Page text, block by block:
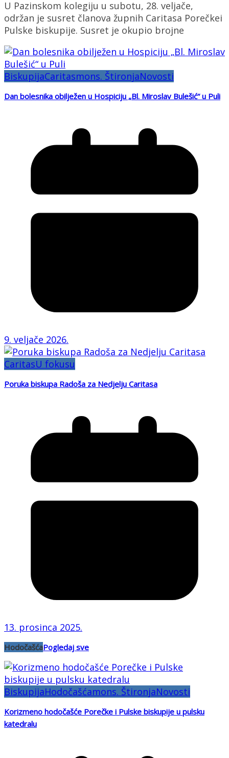
U Pazinskom kolegiju u subotu, 28. veljače,
održan je susret članova župnih Caritasa Porečkei
Pulske biskupije. Susret je okupio brojne
BiskupijaCaritasmons. ŠtironjaNovosti
Dan bolesnika obilježen u Hospiciju „Bl. Miroslav Bulešić“ u Puli
9. veljače 2026.
CaritasU fokusu
Poruka biskupa Radoša za Nedjelju Caritasa
13. prosinca 2025.
HodočašćaPogledaj sve
BiskupijaHodočašćamons. ŠtironjaNovosti
Korizmeno hodočašće Porečke i Pulske biskupije u pulsku
katedralu